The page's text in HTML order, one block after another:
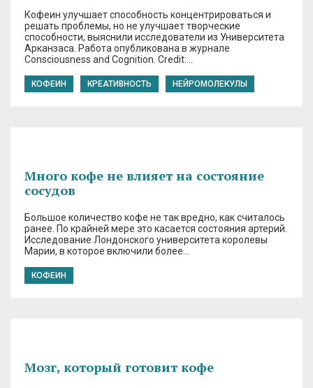
Кофеин улучшает способность концентрироваться и
решать проблемы, но не улучшает творческие
способности, выяснили исследователи из Университета
Арканзаса. Работа опубликована в журнале
Consciousness and Cognition. Credit:…
КОФЕИН КРЕАТИВНОСТЬ НЕЙРОМОЛЕКУЛЫ
Много кофе не влияет на состояние
сосудов
Большое количество кофе не так вредно, как считалось
ранее. По крайней мере это касается состояния артерий.
Исследование Лондонского университета королевы
Марии, в которое включили более…
КОФЕИН
Мозг, который готовит кофе